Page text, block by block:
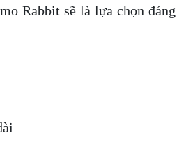
Rabbit sẽ là lựa chọn đáng